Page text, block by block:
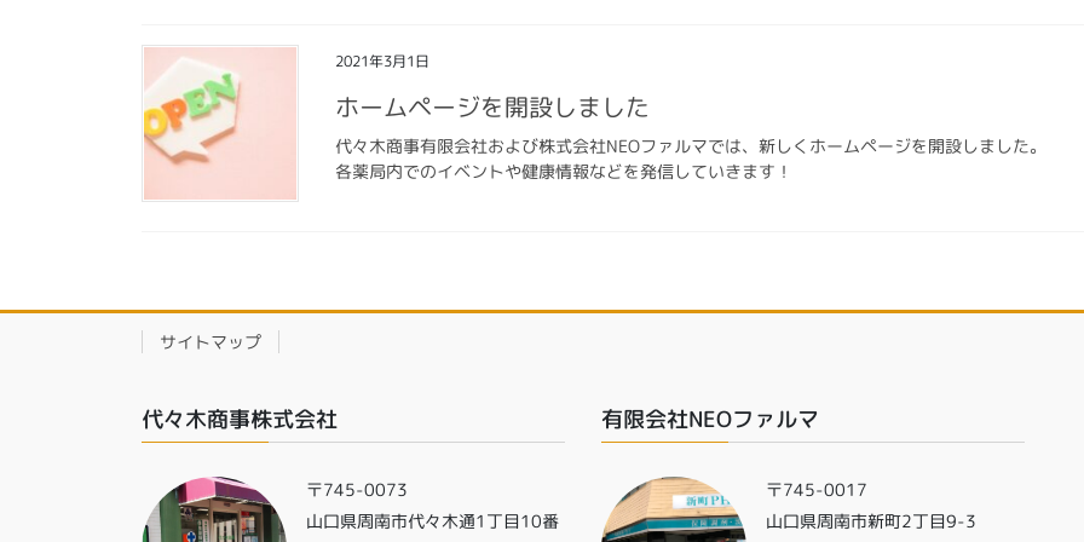
2021年3月1日
ホームページを開設しました
代々木商事有限会社および株式会社NEOファルマでは、新しくホームページを開設しました。
各薬局内でのイベントや健康情報などを発信していきます！
サイトマップ
代々木商事株式会社
〒745-0073
山口県周南市代々木通1丁目10番
有限会社NEOファルマ
〒745-0017
山口県周南市新町2丁目9-3